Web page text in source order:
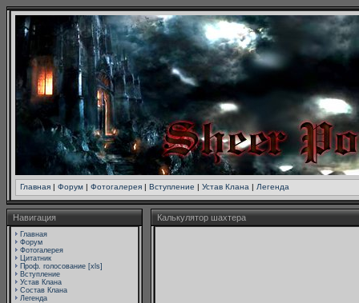
Главная | Форум | Фотогалерея | Вступление | Устав Клана | Легенда
Навигация
Главная
Форум
Фотогалерея
Цитатник
Проф. голосование [xls]
Вступление
Устав Клана
Состав Клана
Легенда
Калькулятор шахтера